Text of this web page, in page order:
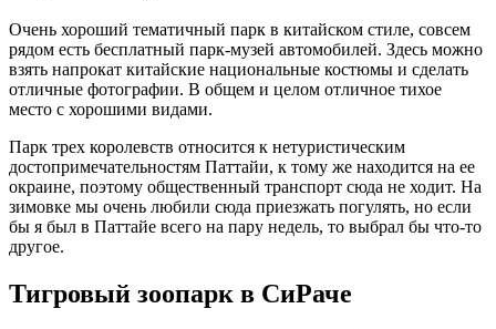
Очень хороший тематичный парк в китайском стиле, совсем
рядом есть бесплатный парк-музей автомобилей. Здесь можно
взять напрокат китайские национальные костюмы и сделать
отличные фотографии. В общем и целом отличное тихое
место с хорошими видами.
Парк трех королевств относится к нетуристическим
достопримечательностям Паттайи, к тому же находится на ее
окраине, поэтому общественный транспорт сюда не ходит. На
зимовке мы очень любили сюда приезжать погулять, но если
бы я был в Паттайе всего на пару недель, то выбрал бы что-то
другое.
Тигровый зоопарк в СиРаче